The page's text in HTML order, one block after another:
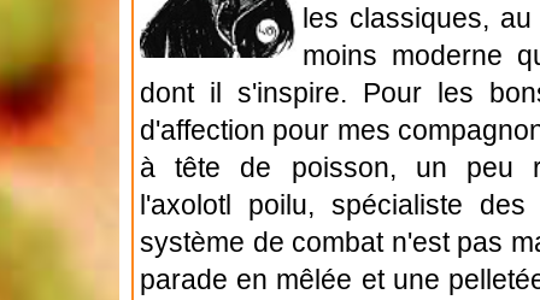
les classiques,
moins moderne
dont il s'inspire. Pour les
d'affection pour mes
à tête de poisson, un peu
l'axolotl poilu, spécialiste
système de combat n'est pas
parade en mêlée et une